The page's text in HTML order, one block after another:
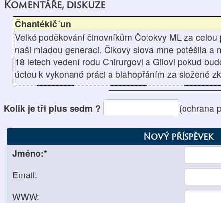
Komentáře, diskuze
Čhantékič´un
Velké poděkování činovníkům Čotokvy ML za
naši mladou generaci. Čikovy slova mne potěšila a
18 letech vedení rodu Chirurgovi a Gilovi pokud
úctou k vykonané práci a blahopřáním za složené
Kolik je tři plus sedm ? (ochrana
Nový příspěvek
Jméno:*
Email:
WWW: